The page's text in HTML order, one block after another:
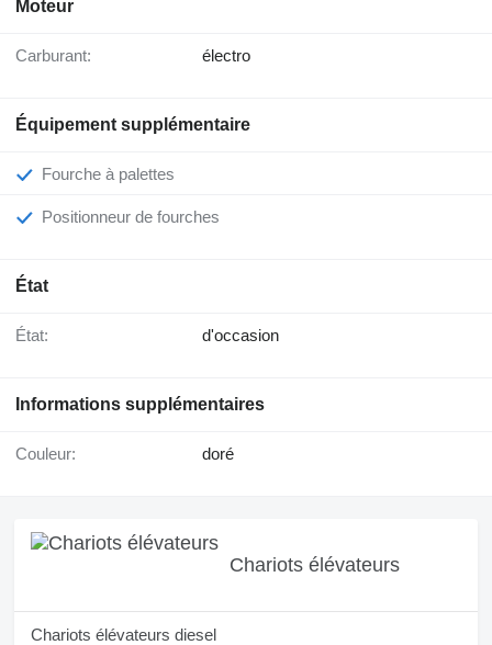
Moteur
Carburant: électro
Équipement supplémentaire
Fourche à palettes
Positionneur de fourches
État
État: d'occasion
Informations supplémentaires
Couleur: doré
Chariots élévateurs
Chariots élévateurs diesel